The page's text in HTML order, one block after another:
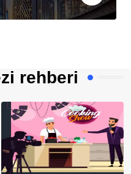
rehberi